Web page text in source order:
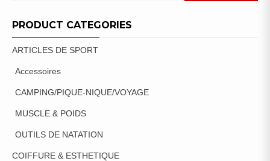
PRODUCT CATEGORIES
ARTICLES DE SPORT
Accessoires
CAMPING/PIQUE-NIQUE/VOYAGE
MUSCLE & POIDS
OUTILS DE NATATION
COIFFURE & ESTHETIQUE